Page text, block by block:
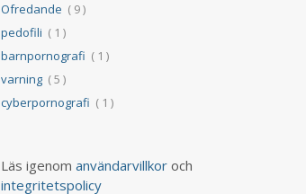
Ofredande ( 9 )
pedofili ( 1 )
barnpornografi ( 1 )
varning( 5 )
cyberpornografi ( 1 )
Läs igenom användarvillkoroch
integritetspolicy